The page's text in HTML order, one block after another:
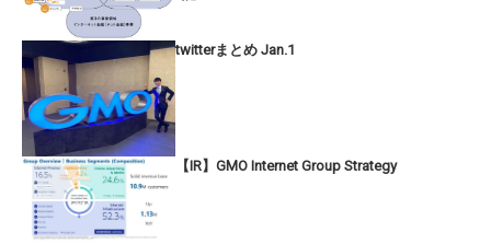
twitterまとめ Jan.1
【IR】GMO Internet Group Strategy